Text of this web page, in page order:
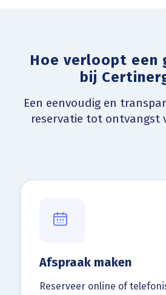
Hoe verloopt een
bij
Een eenvoudig en
reservatie tot ontvangst
Afspraak maken
Reserveer online of